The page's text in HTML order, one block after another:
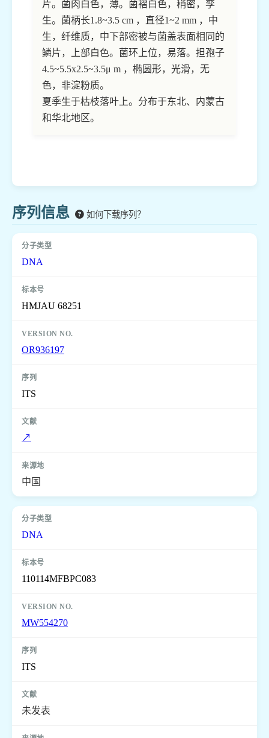
片。菌肉白色，薄。菌褶白色，稍密，孪
生。菌柄长1.8~3.5 cm ，直径1~2 mm ，中
生，纤维质，中下部密被与菌盖表面相同的
鳞片，上部白色。菌环上位，易落。担孢子
4.5~5.5x2.5~3.5μ m ，椭圆形，光滑，无
色，非淀粉质。
夏季生于枯枝落叶上。分布于东北、内蒙古
和华北地区。
序列信息 如何下载序列？
DNA
HMJAU 68251
OR936197
ITS
↗
中国
DNA
110114MFBPC083
MW554270
ITS
未发表